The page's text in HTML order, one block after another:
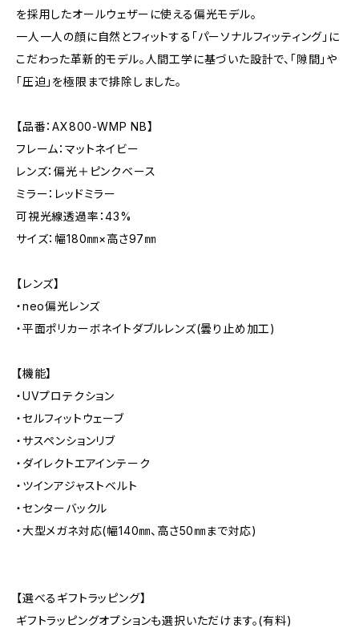
を採用したオールウェザーに使える偏光モデル。
一人一人の顔に自然とフィットする「パーソナルフィッティング」に
こだわった革新的モデル。人間工学に基づいた設計で、「隙間」や
「圧迫」を極限まで排除しました。
【品番：AX800-WMP NB】
フレーム：マットネイビー
レンズ：偏光＋ピンクベース
ミラー：レッドミラー
可視光線透過率：43%
サイズ：幅180㎜×高さ97㎜
【レンズ】
・neo偏光レンズ
・平面ポリカーボネイトダブルレンズ(曇り止め加工)
【機能】
・UVプロテクション
・セルフィットウェーブ
・サスペンションリブ
・ダイレクトエアインテーク
・ツインアジャストベルト
・センターバックル
・大型メガネ対応(幅140㎜、高さ50㎜まで対応)
【選べるギフトラッピング】
ギフトラッピングオプションも選択いただけます。(有料)